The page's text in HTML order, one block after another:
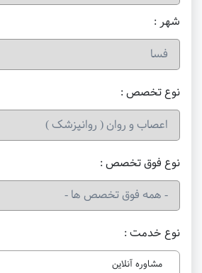
شهر :
نوع خدمت :
مشاوره آنلاین
نوع تخصص :
نوع فوق تخصص :